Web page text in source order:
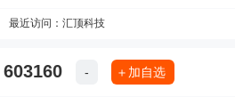
最近访问： 汇顶科技
603160 - ＋加自选